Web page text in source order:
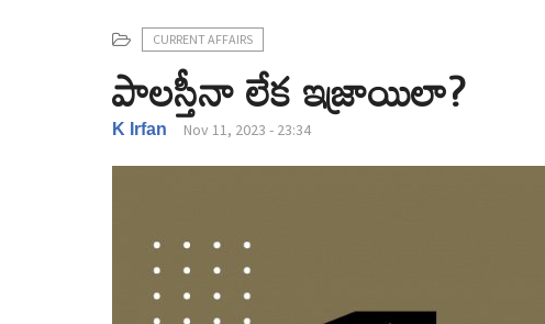
CURRENT AFFAIRS
పాలస్తీనా లేక ఇజ్రాయిలా?
K Irfan Nov 11, 2023 - 23:34